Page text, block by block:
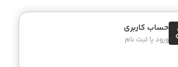
حساب کاربری
ورود یا ثبت نام